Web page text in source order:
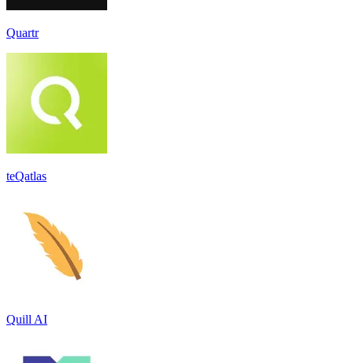
Quartr
teQatlas
Quill AI